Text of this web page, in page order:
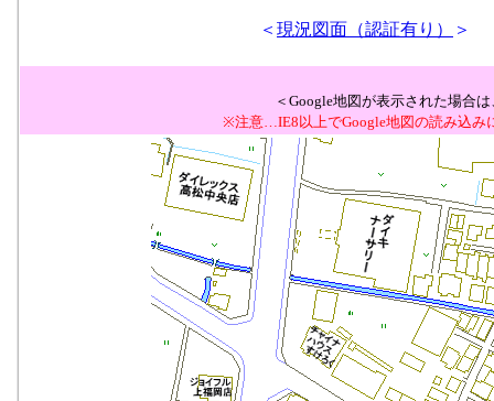
＜ 現況図面（認証有り） ＞
＜Google地図が表示された場合
※注意…IE8以上でGoogle地図の読み込み